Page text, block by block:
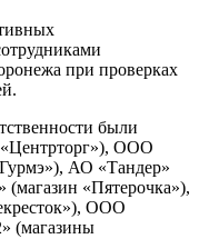
при проверках
были
ООО
АО «Тандер»
«Пятерочка»),
ООО
(магазины